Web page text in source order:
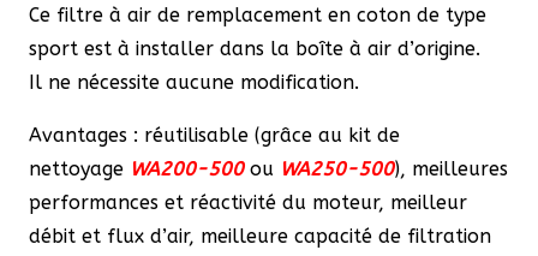
Ce filtre à air de remplacement en coton de type
sport est à installer dans la boîte à air d’origine.
Il ne nécessite aucune modification.
Avantages : réutilisable (grâce au kit de
nettoyage WA200-500ou WA250-500), meilleures
performances et réactivité du moteur, meilleur
débit et flux d’air, meilleure capacité de filtration